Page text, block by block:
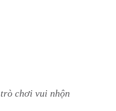
chơi vui nhộn